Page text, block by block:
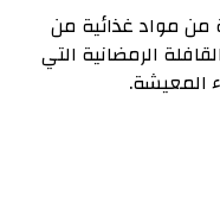
من مواد غذائية من
الرمضانية التي
المعيشة.